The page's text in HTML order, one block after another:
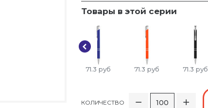
Товары в этой серии
71.3 руб 71.3 руб 71.3 руб
КОЛИЧЕСТВО